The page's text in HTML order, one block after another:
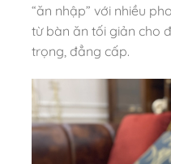
“ăn nhập” với nhiều
từ bàn ăn tối giản cho
trọng, đẳng cấp.